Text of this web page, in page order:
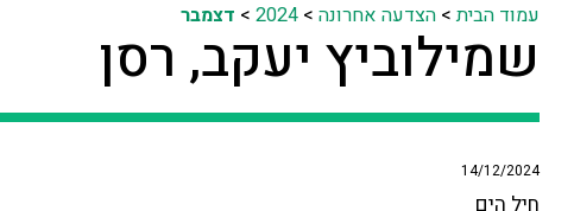
עמוד הבית>הצדעה אחרונה >
2024
> דצמבר
שמילוביץ יעקב, רסן
14/12/2024
חיל הים